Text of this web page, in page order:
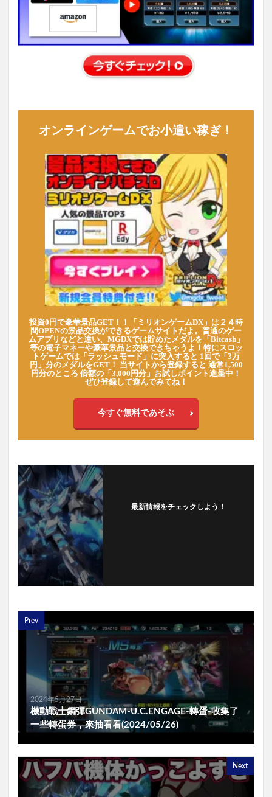
オンラインゲームでお小遣い稼ぎ！
投資0円で豪華景品GET！！「ミリオンゲームDX」は２４時
間OPENの景品交換ができるゲームサイトだよ。普通のゲー
ムアプリなどと違い、MGDXでは貯めたメダルを「Bitcash」
等の電子マネーや豪華景品と交換できちゃうよ！特にスロッ
トゲームでは「ラッシュモード」に突入すると 1回で「3万
円」分のメダルをGET！ 当サイトから登録すると 通常1,500
円分のところ 倍額の「3,000円分」お試しポイント進呈中！
ぜひ登録して遊んでみてね！
今すぐ無料であそぶ
最新情報をチェックしよう！
Prev
2024年5月27日
機動戰士鋼彈GUNDAM-U.C.ENGAGE-轉蛋-收集了
一些轉蛋券，來抽看看(2024/05/26)
Next